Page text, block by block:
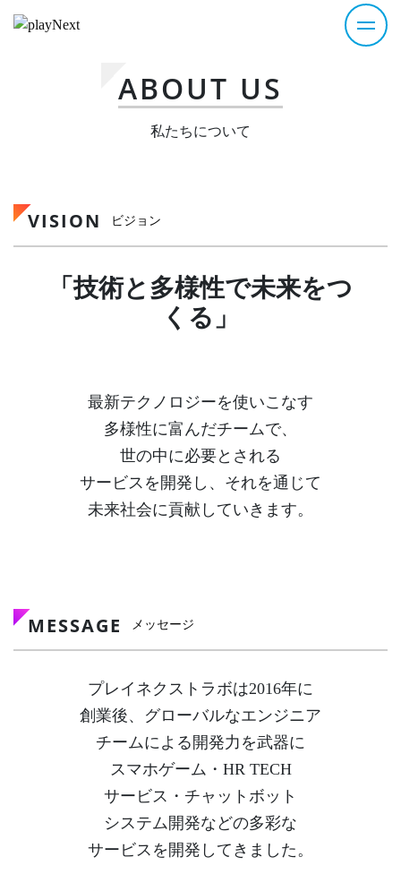
ABOUT US
私たちについて
VISION ビジョン
「技術と多様性で未来をつ
くる」
最新テクノロジーを使いこなす
多様性に富んだチームで、
世の中に必要とされる
サービスを開発し、 それを通じて
未来社会に貢献していきます。
MESSAGE メッセージ
プレイネクストラボは2016年に
創業後、グローバルなエンジニア
チームによる開発力を武器に
スマホゲーム・ HR TECH
サービス・チャットボット
システム開発などの多彩な
サービスを開発してきました。